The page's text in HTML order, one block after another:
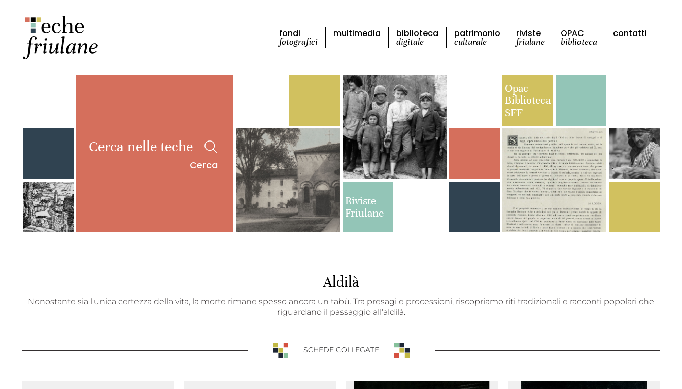
fondi
fotografici
multimedia biblioteca
digitale
patrimonio
culturale
riviste
friulane
OPAC
biblioteca
contatti
Cerca
Opac
Biblioteca
SFF
Riviste
Friulane
Aldilà
Nonostante sia l'unica certezza della vita, la morte rimane spesso ancora un tabù. Tra presagi e processioni, riscopriamo riti tradizionali e racconti popolari che
riguardano il passaggio all'aldilà.
SCHEDE COLLEGATE